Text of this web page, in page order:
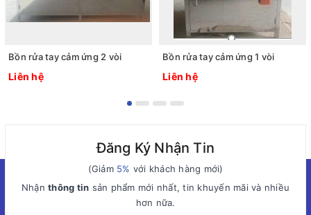
Bồn rửa tay cảm ứng 2 vòi
Liên hệ
Bồn rửa tay cảm ứng 1 vòi
Liên hệ
Đăng Ký Nhận Tin
(Giảm 5% với khách hàng mới)
Nhậnthông tin sản phẩm mới nhất, tin khuyến mãi và nhiều
hơn nữa.